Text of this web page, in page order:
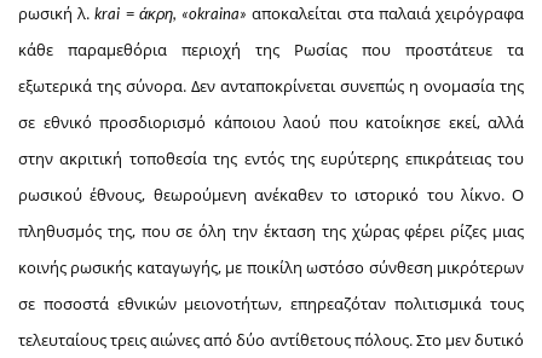
ρωσική λ.krai = άκρη, «okraina» αποκαλείται στα παλαιά χειρόγραφα
κάθε παραμεθόρια περιοχή της Ρωσίας που προστάτευε τα
εξωτερικά της σύνορα. Δεν ανταποκρίνεται συνεπώς η ονομασία της
σε εθνικό προσδιορισμό κάποιου λαού που κατοίκησε εκεί, αλλά
στην ακριτική τοποθεσία της εντός της ευρύτερης επικράτειας του
ρωσικού έθνους, θεωρούμενη ανέκαθεν το ιστορικό του λίκνο. Ο
πληθυσμός της, που σε όλη την έκταση της χώρας φέρει ρίζες μιας
κοινής ρωσικής καταγωγής, με ποικίλη ωστόσο σύνθεση μικρότερων
σε ποσοστά εθνικών μειονοτήτων, επηρεαζόταν πολιτισμικά τους
τελευταίους τρεις αιώνες από δύο αντίθετους πόλους. Στο μεν δυτικό